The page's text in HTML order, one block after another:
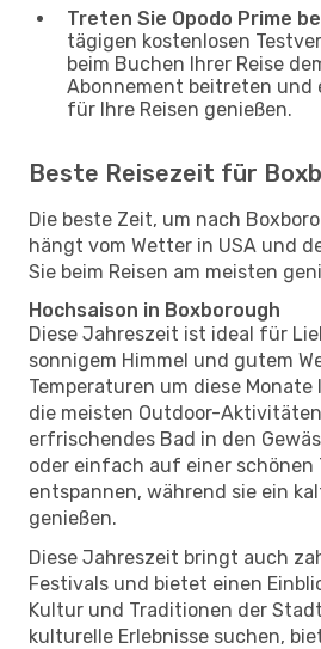
Treten Sie Opodo Prime
tägigen kostenlosen
beim Buchen Ihrer Reise
Abonnement beitreten und
für Ihre Reisen genießen.
Beste Reisezeit für
Die beste Zeit, um nach
hängt vom Wetter in USA und
Sie beim Reisen am meisten
Hochsaison in Boxborough
Diese Jahreszeit ist ideal für
sonnigem Himmel und gutem
Temperaturen um diese Monate
die meisten Outdoor-
erfrischendes Bad in den
oder einfach auf einer schönen
entspannen, während sie ein
genießen.
Diese Jahreszeit bringt auch
Festivals und bietet einen
Kultur und Traditionen der
kulturelle Erlebnisse suchen,